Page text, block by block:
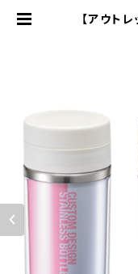
【アウト